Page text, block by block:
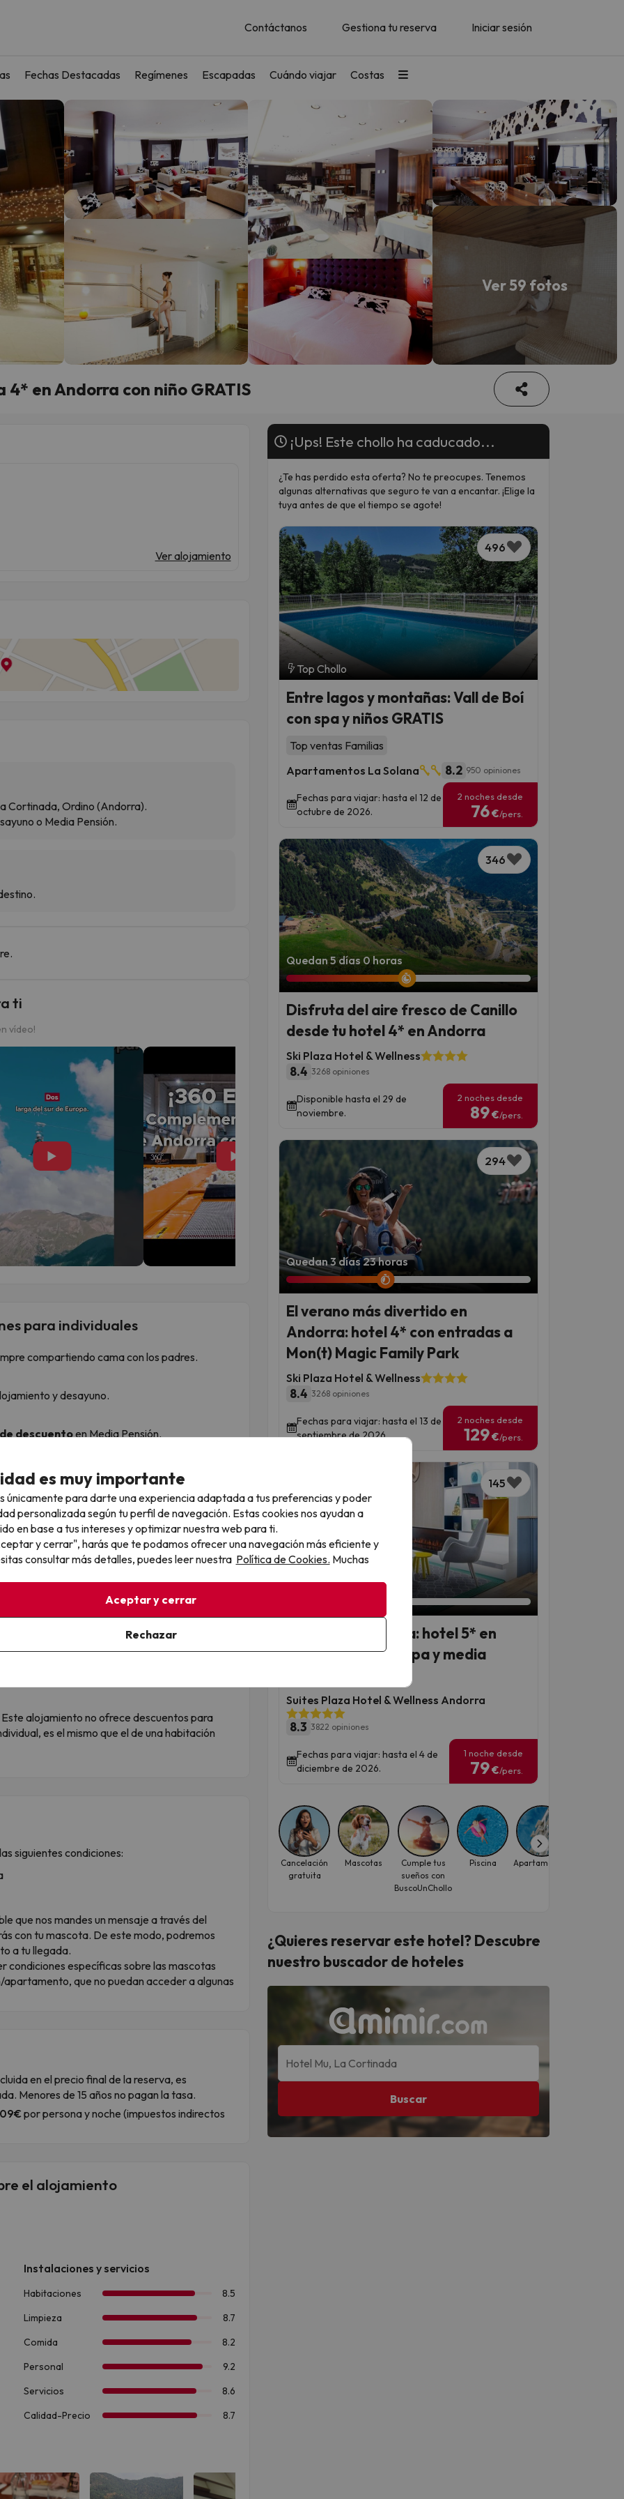
Contáctanos Gestiona tu reserva Iniciar sesión
Fechas Destacadas Regímenes Escapadas Cuándo viajar Costas
Ver 59 fotos
en Andorra con niño GRATIS
Ver alojamiento
Cortinada, Ordino (Andorra).
o Media Pensión.
ti
vídeo!
▶ ▶
para individuales
compartiendo cama con los padres.
y desayuno.
descuentoen Media Pensión.
doble, el niño dormirá en una cama
más espacio, recomendamos reservar una
las camas son estándar.
siempre que duerman en la misma habitación
de adulto.
2 adultos + 1 niño o bebépor
la ocupación máxima es de 2adultos
en la misma habitación, ya sea adulto, niño o
Este alojamiento no ofrece descuentos para
es el mismo que el de una habitación
siguientes condiciones:
que nos mandes un mensaje a través del
con tu mascota. De este modo, podremos
a tu llegada.
condiciones específicas sobre las mascotas
que no puedan acceder a algunas
en el precio final de la reserva, es
Menores de 15 años no pagan la tasa.
por persona y noche (impuestos indirectos
el alojamiento
¡Ups! Este chollo ha caducado...
¿Te has perdido esta oferta? No te preocupes. Tenemos
algunas alternativas que seguro te van a encantar. ¡Elige la
tuya antes de que el tiempo se agote!
496
Top Chollo
Entre lagos y montañas: Vall de Boí
con spa y niños GRATIS
Top ventas Familias
Apartamentos La Solana
8.2 950 opiniones
Fechas para viajar: hasta el 12 de
octubre de 2026.
2 noches desde
76€/pers.
346
Quedan 5 días 0 horas
Disfruta del aire fresco de Canillo
desde tu hotel 4* en Andorra
Ski Plaza Hotel & Wellness
8.4 3268 opiniones
Disponible hasta el 29 de
noviembre.
2 noches desde
89€/pers.
294
Quedan 3 días 23 horas
El verano más divertido en
Andorra: hotel 4* con entradas a
Mon(t) Magic Family Park
Ski Plaza Hotel & Wellness
8.4 3268 opiniones
Fechas para viajar: hasta el 13 de
septiembre de 2026.
2 noches desde
129€/pers.
145
Quedan 3 días 23 horas
Andorra en familia: hotel 5* en
pleno centro con spa y media
Suites Plaza Hotel & Wellness Andorra
8.3 3822 opiniones
Fechas para viajar: hasta el 4 de
diciembre de 2026.
1 noche desde
79€/pers.
Cancelación
gratuita
Mascotas
Cumple tus
sueños con
BuscoUnChollo
Piscina Apartamentos
¿Quieres reservar este hotel? Descubre
nuestro buscador de hoteles
Buscar
es muy importante
únicamente para darte una experiencia adaptada a tus preferencias y poder
personalizada según tu perfil de navegación. Estas cookies nos ayudan a
en base a tus intereses y optimizar nuestra web para ti.
y cerrar", harás que te podamos ofrecer una navegación más eficiente y
consultar más detalles, puedes leer nuestra Política de Cookies. Muchas
Aceptar y cerrar
Rechazar